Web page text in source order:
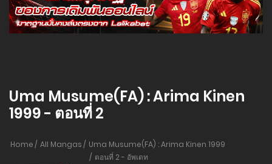
Uma Musume(FA) : Arima Kinen
1999 - ตอนที่ 2
Home All Mangas
Uma Musume(FA) : Arima Kinen 1999
ตอนที่ 2 - อัพเดท